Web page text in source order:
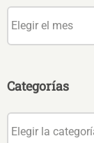
Categorías